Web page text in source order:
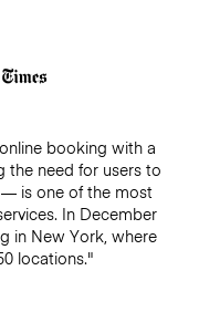
booking with a
need for users to
is one of the most
In December
in New York, where
locations."